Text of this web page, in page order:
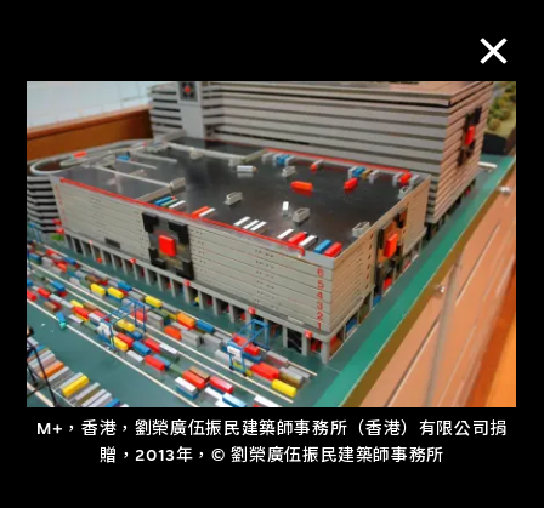
M+，香港，劉榮廣伍振民建築師事務所（香港）有限公司捐
贈，2013年，© 劉榮廣伍振民建築師事務所
M+藏品
進一步篩選 搜索
關於M+藏品
探索世界頂級的二十及二十一世紀視覺